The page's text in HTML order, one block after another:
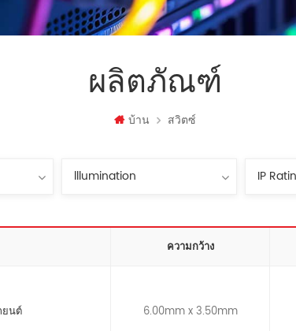
ผลิตภัณฑ์
บ้าน สวิตซ์
ความกว้าง
ยนต์ 6.00mm x 3.50mm